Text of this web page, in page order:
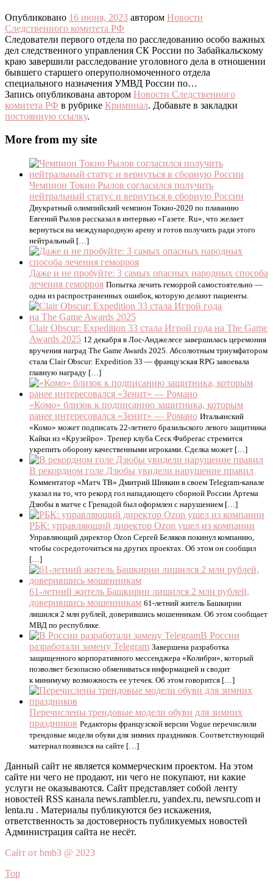
Опубликовано 16 июня, 2023 автором Новости
Следственного комитета РФ
Следователи первого отдела по расследованию особо важных
дел следственного управления СК России по Забайкальскому
краю завершили расследование уголовного дела в отношении
бывшего старшего оперуполномоченного отдела
специального назначения УМВД России по…
Запись опубликована автором Новости Следственного
комитета РФ в рубрике Криминал. Добавьте в закладки
постоянную ссылку.
More from my site
Чемпион Токио Рылов согласился получить
нейтральный статус и вернуться в сборную России
Двукратный олимпийский чемпион Токио-2020 по плаванию
Евгений Рылов рассказал в интервью «Газете. Ru», что желает
вернуться на международную арену и готов получить ради этого
нейтральный […]
Даже и не пробуйте: 3 самых опасных народных способа
лечения геморроя Попытка лечить геморрой самостоятельно —
одна из распространенных ошибок, которую делают пациенты.
Clair Obscur: Expedition 33 стала Игрой года на The Game
Awards 2025 12 декабря в Лос-Анджелесе завершилась церемония
вручения наград The Game Awards 2025. Абсолютным триумфатором
стала Clair Obscur: Expedition 33 — французская RPG завоевала
главную награду […]
«Комо» близок к подписанию защитника, которым
ранее интересовался «Зенит» — Романо Итальянский
«Комо» может подписать 22-летнего бразильского левого защитника
Кайки из «Крузейро». Тренер клуба Сеск Фабрегас стремится
укрепить оборону качественными игроками. Сделка может […]
В рекордном голе Дзюбы увидели нарушение правил
Комментатор «Матч ТВ» Дмитрий Шнякин в своем Telegram-канале
указал на то, что рекорд гол нападающего сборной России Артема
Дзюбы в матче с Гренадой был оформлен с нарушением […]
РБК: управляющий директор Ozon ушел из компании
Управляющий директор Ozon Сергей Беляков покинул компанию,
чтобы сосредоточиться на других проектах. Об этом он сообщил
[…]
61-летний житель Башкирии лишился 2 млн рублей,
доверившись мошенникам 61-летний житель Башкирии
лишился 2 млн рублей, доверившись мошенникам. Об этом сообщает
МВД по республике.
В России
разработали замену Telegram Завершена разработка
защищенного корпоративного мессенджера «Колибри», который
позволяет безопасно обмениваться информацией и сводит
к минимуму возможность ее утечек. Об этом говорится […]
Перечислены трендовые модели обуви для зимних
праздников Редакторы французской версии Vogue перечислили
трендовые модели обуви для зимних праздников. Соответствующий
материал появился на сайте […]
Данный сайт не является коммерческим проектом. На этом
сайте ни чего не продают, ни чего не покупают, ни какие
услуги не оказываются. Сайт представляет собой ленту
новостей RSS канала news.rambler.ru, yandex.ru, newsru.com и
lenta.ru . Материалы публикуются без искажения,
ответственность за достоверность публикуемых новостей
Администрация сайта не несёт.
Сайт от bmb3 @ 2023
Top